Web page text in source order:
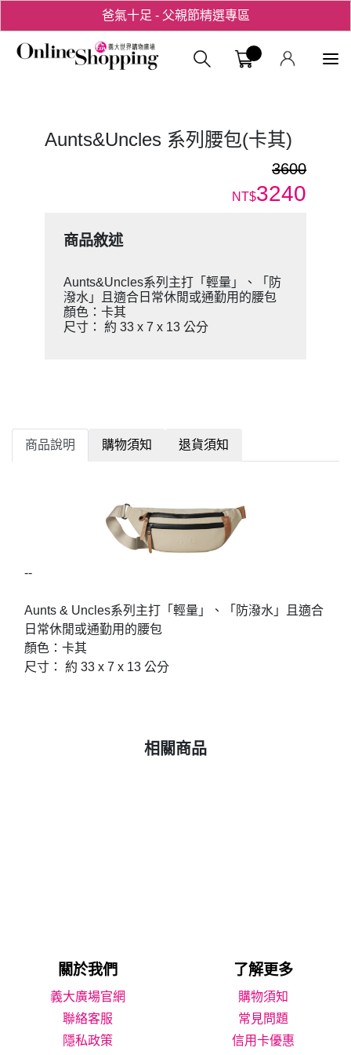
爸氣十足 - 父親節精選專區
用心愛你！七夕星選禮遇！義大購物
Aunts&Uncles 系列腰包(卡其)
3600
NT$3240
商品敘述
Aunts&Uncles系列主打「輕量」、「防
潑水」且適合日常休閒或通勤用的腰包
顏色：卡其
尺寸： 約 33 x 7 x 13 公分
商品說明 購物須知 退貨須知
--
Aunts & Uncles系列主打「輕量」、「防潑水」且適合
日常休閒或通勤用的腰包
顏色：卡其
尺寸： 約 33 x 7 x 13 公分
相關商品
關於我們 了解更多
義大廣場官網
購物須知
聯絡客服
常見問題
隱私政策
信用卡優惠